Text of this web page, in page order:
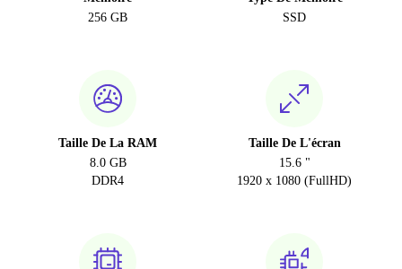
256 GB
SSD
Taille De La RAM
8.0 GB
DDR4
Taille De L'écran
15.6 "
1920 x 1080 (FullHD)